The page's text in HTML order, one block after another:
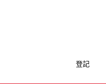
登記